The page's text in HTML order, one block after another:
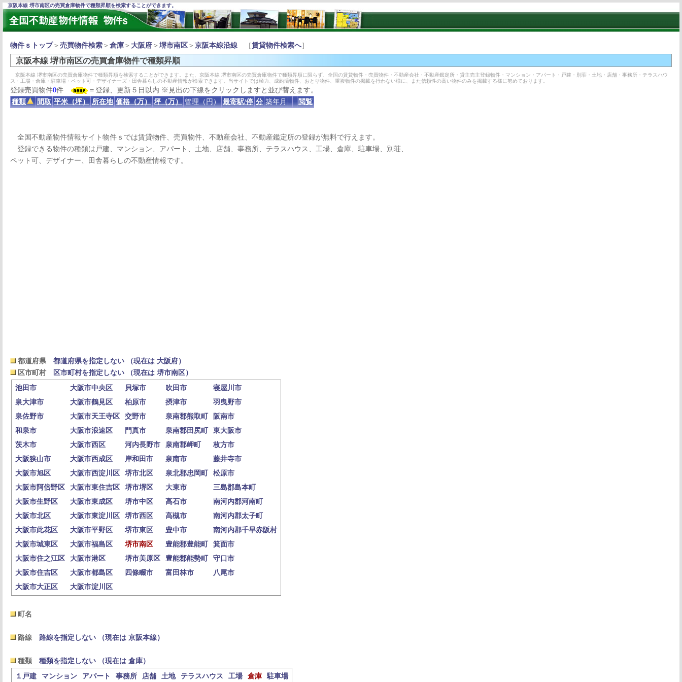
京阪本線 堺市南区の売買倉庫物件で種類昇順を検索することができます。
物件ｓトップ＞ 売買物件検索 ＞ 倉庫 ＞ 大阪府 ＞ 堺市南区 ＞ 京阪本線沿線 ［賃貸物件検索へ］
京阪本線 堺市南区の売買倉庫物件で種類昇順
京阪本線 堺市南区の売買倉庫物件で種類昇順を検索することができます。また、京阪本線 堺市南区の売買倉庫物件で種類昇順に限らず、全国の賃貸物件・売買物件・不動産会社・不動産鑑定所・貸主売主登録物件・マンション・アパート・戸建・別荘・土地・店舗・事務所・テラスハウ
ス・工場・倉庫・駐車場・ペット可・デザイナーズ・田舎暮らしの不動産情報が検索できます。当サイトでは極力、成約済物件、おとり物件、重複物件の掲載を行わない様に、また信頼性の高い物件のみを掲載する様に努めております。
登録売買物件0件
＝登録、更新５日以内 ※見出の下線をクリックしますと並び替えます。
種類
間取 平米（坪） 所在地 価格（万） 坪（万） 管理（円） 最寄駅/停 分 築年月 閲覧
全国不動産物件情報サイト物件ｓでは賃貸物件、売買物件、不動産会社、不動産鑑定所の登録が無料で行えます。
登録できる物件の種類は戸建、マンション、アパート、土地、店舗、事務所、テラスハウス、工場、倉庫、駐車場、別荘、
ペット可、デザイナー、田舎暮らしの不動産情報です。
都道府県
都道府県を指定しない （現在は 大阪府）
区市町村
区市町村を指定しない （現在は 堺市南区）
池田市
大阪市中央区 貝塚市 吹田市
寝屋川市
泉大津市
大阪市鶴見区 柏原市 摂津市
羽曳野市
泉佐野市
大阪市天王寺区 交野市 泉南郡熊取町
阪南市
和泉市
大阪市浪速区 門真市 泉南郡田尻町
東大阪市
茨木市
大阪市西区 河内長野市 泉南郡岬町
枚方市
大阪狭山市
大阪市西成区 岸和田市 泉南市
藤井寺市
大阪市旭区
大阪市西淀川区 堺市北区 泉北郡忠岡町
松原市
大阪市阿倍野区
大阪市東住吉区 堺市堺区 大東市
三島郡島本町
大阪市生野区
大阪市東成区 堺市中区 高石市
南河内郡河南町
大阪市北区
大阪市東淀川区 堺市西区 高槻市
南河内郡太子町
大阪市此花区
大阪市平野区 堺市東区 豊中市
南河内郡千早赤阪村
大阪市城東区
大阪市福島区 堺市南区 豊能郡豊能町
箕面市
大阪市住之江区
大阪市港区 堺市美原区 豊能郡能勢町
守口市
大阪市住吉区
大阪市都島区 四條畷市 富田林市
八尾市
大阪市大正区
大阪市淀川区
町名
路線 路線を指定しない （現在は 京阪本線）
種類
種類を指定しない （現在は 倉庫）
１戸建
マンション アパート 事務所 店舗 土地 テラスハウス 工場 倉庫 駐車場